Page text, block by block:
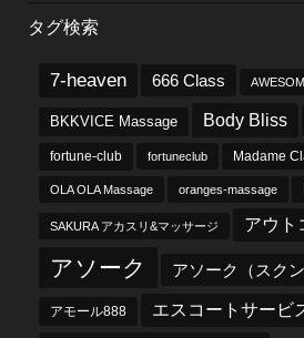
タグ検索
7-heaven 666 Class
BKKVICE Massage Body Bliss
fortune-club fortuneclub Madame
OLA OLA Massage oranges-massage
SAKURA アカスリ&マッサージ アウト
アソーク アソーク（スクン
アモール888 エスコートサービ